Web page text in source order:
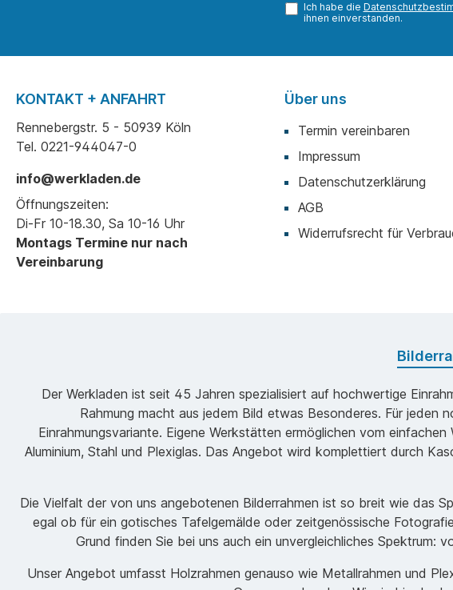
Ich habe die
ihnen einverstanden.
KONTAKT + ANFAHRT
Rennebergstr. 5 - 50939 Köln
Tel. 0221-944047-0
info@werkladen.de
Öffnungszeiten:
Di-Fr 10-18.30, Sa 10-16 Uhr
Montags Termine nur nach
Vereinbarung
Über uns
Termin vereinbaren
Impressum
Datenschutzerklärung
AGB
Widerrufsrecht für
Der Werkladen ist seit 45 Jahren spezialisiert auf hochwertige
Rahmung macht aus jedem Bild etwas Besonderes. Für jeden
Einrahmungsvariante. Eigene Werkstätten ermöglichen vom
Aluminium, Stahl und Plexiglas. Das Angebot wird komplettiert durch
Die Vielfalt der von uns angebotenen Bilderrahmen ist so breit wie das
egal ob für ein gotisches Tafelgemälde oder zeitgenössische
Grund finden Sie bei uns auch ein unvergleichliches
Unser Angebot umfasst Holzrahmen genauso wie Metallrahmen und